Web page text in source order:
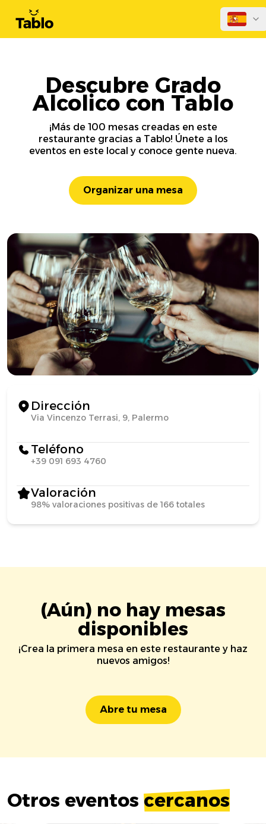
Descubre Grado
Alcolico con Tablo
¡Más de 100 mesas creadas en este
restaurante gracias a Tablo! Únete a los
eventos en este local y conoce gente nueva.
Organizar una mesa
Dirección
Via Vincenzo Terrasi, 9, Palermo
Teléfono
+39 091 693 4760
Valoración
98% valoraciones positivas de 166 totales
(Aún) no hay mesas
disponibles
¡Crea la primera mesa en este restaurante y haz
nuevos amigos!
Abre tu mesa
Otros eventos cercanos